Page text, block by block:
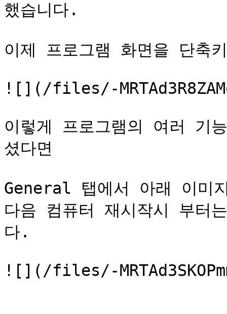
했습니다.
이제 프로그램 화면을 단축
![](/files/-
이렇게 프로그램의 여러 기
셨다면
General 탭에서 아래 이
다음 컴퓨터 재시작시 부터
다.